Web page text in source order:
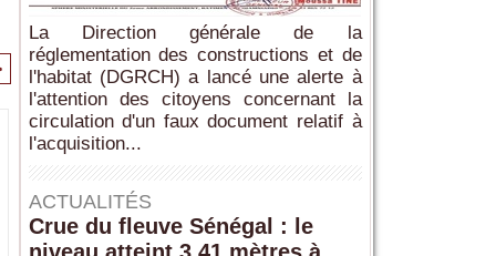
La Direction générale de la
réglementation des constructions et de
l'habitat (DGRCH) a lancé une alerte à
l'attention des citoyens concernant la
circulation d'un faux document relatif à
l'acquisition...
ACTUALITÉS
Crue du fleuve Sénégal : le